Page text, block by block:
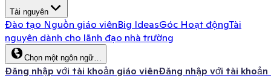
Tài nguyên
Đào tạo Nguồn giáo viênBig IdeasGóc Hoạt độngTài
nguyên dành cho lãnh đạo nhà trường
Chọn một ngôn ngữ…
Đăng nhập với tài khoản giáo viênĐăng nhập với tài khoản